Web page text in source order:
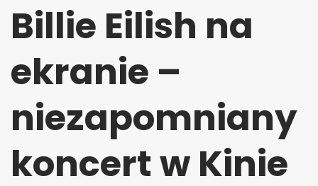
Billie Eilish na
ekranie –
niezapomniany
koncert w Kinie